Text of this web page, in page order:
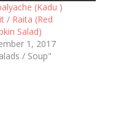
(Kadu )
/ Raita (Red
Salad)
1, 2017
/ Soup"